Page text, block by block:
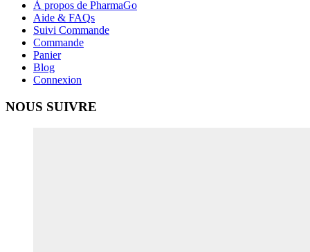
À propos de PharmaGo
Aide & FAQs
Suivi Commande
Commande
Panier
Blog
Connexion
NOUS SUIVRE